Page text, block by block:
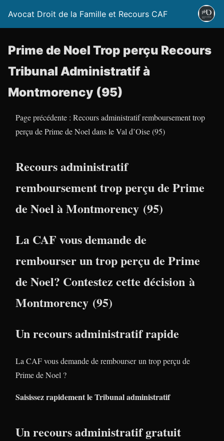
Avocat Droit de la Famille et Recours CAF
Prime de Noel Trop perçu Recours
Tribunal Administratif à
Montmorency (95)
Page précédente : Recours administratif remboursement trop
perçu de Prime de Noel dans le Val d’Oise (95)
Recours administratif
remboursement trop perçu de Prime
de Noel à Montmorency (95)
La CAF vous demande de
rembourser un trop perçu de Prime
de Noel? Contestez cette décision à
Montmorency (95)
Un recours administratif rapide
La CAF vous demande de rembourser un trop perçu de
Prime de Noel ?
Saisissez rapidement le Tribunal administratif
Un recours administratif gratuit